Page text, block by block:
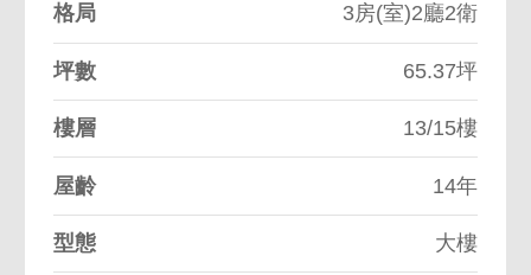
格局 3房(室)2廳2衛
坪數 65.37坪
樓層 13/15樓
屋齡 14年
型態 大樓